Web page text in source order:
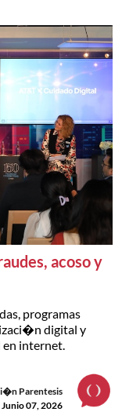
acoso y
programas
digital y
en internet.
Parentesis
Junio 07, 2026